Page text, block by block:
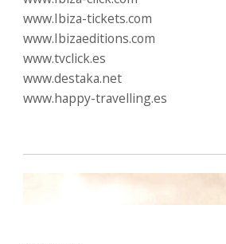
www.Ibiza-tickets.com
www.Ibizaeditions.com
www.tvclick.es
www.destaka.net
www.happy-travelling.es